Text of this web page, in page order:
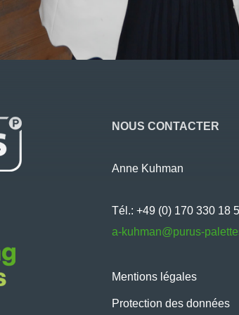
NOUS CONTACTER
Anne Kuhman
Tél.: +49 (0) 170 330 18
a-kuhman@purus-
Mentions légales
Protection des données